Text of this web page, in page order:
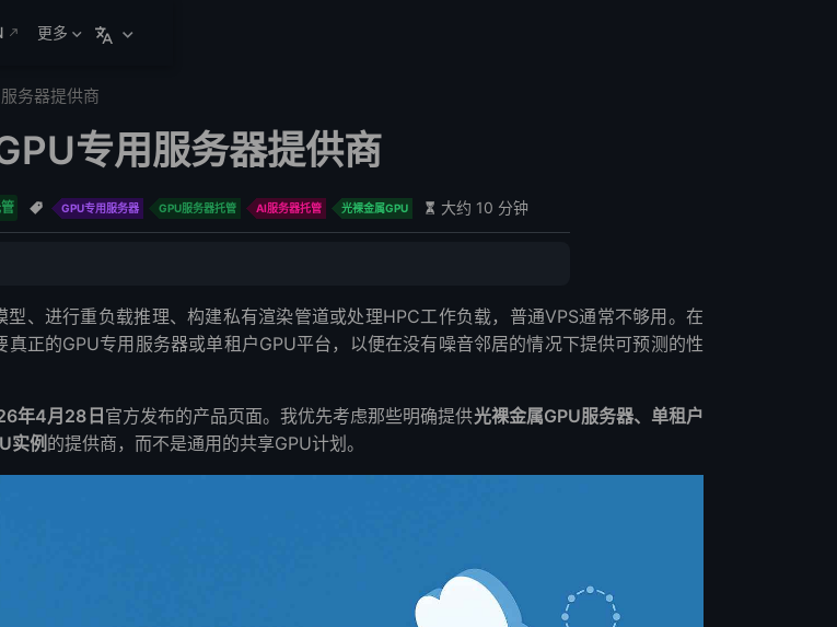
更多
务器提供商
专用服务器提供商
GPU专用服务器 GPU服务器托管 AI服务器托管 光裸金属GPU 大约 10 分钟
型、进行重负载推理、构建私有渲染管道或处理HPC工作负载，普通VPS通常不够用。在
真正的GPU专用服务器或单租户GPU平台，以便在没有噪音邻居的情况下提供可预测的性
年4月28日 官方发布的产品页面。我优先考虑那些明确提供光裸金属GPU服务器、单租户
实例的提供商，而不是通用的共享GPU计划。